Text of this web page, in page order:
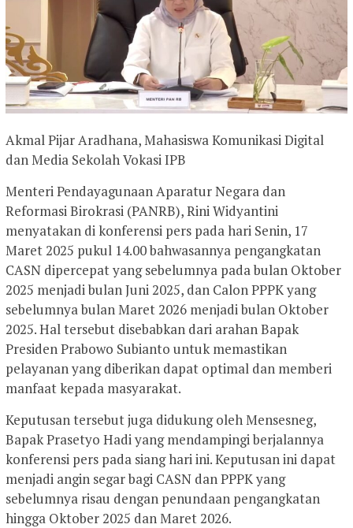
Akmal Pijar Aradhana, Mahasiswa Komunikasi Digital
dan Media Sekolah Vokasi IPB
Menteri Pendayagunaan Aparatur Negara dan
Reformasi Birokrasi (PANRB), Rini Widyantini
menyatakan di konferensi pers pada hari Senin, 17
Maret 2025 pukul 14.00 bahwasannya pengangkatan
CASN dipercepat yang sebelumnya pada bulan Oktober
2025 menjadi bulan Juni 2025, dan Calon PPPK yang
sebelumnya bulan Maret 2026 menjadi bulan Oktober
2025. Hal tersebut disebabkan dari arahan Bapak
Presiden Prabowo Subianto untuk memastikan
pelayanan yang diberikan dapat optimal dan memberi
manfaat kepada masyarakat.
Keputusan tersebut juga didukung oleh Mensesneg,
Bapak Prasetyo Hadi yang mendampingi berjalannya
konferensi pers pada siang hari ini. Keputusan ini dapat
menjadi angin segar bagi CASN dan PPPK yang
sebelumnya risau dengan penundaan pengangkatan
hingga Oktober 2025 dan Maret 2026.